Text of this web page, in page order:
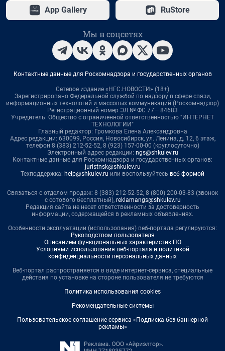
App Gallery RuStore
Мы в соцсетях
Контактные данные для Роскомнадзора и государственных органов
Сетевое издание «НГС.НОВОСТИ» (18+)
Зарегистрировано Федеральной службой по надзору в сфере связи,
информационных технологий и массовых коммуникаций (Роскомнадзор)
Регистрационный номер ЭЛ № ФС 77— 84683
Учредитель: Общество с ограниченной ответственностью "ИНТЕРНЕТ
ТЕХНОЛОГИИ"
Главный редактор: Громкова Елена Александровна
Адрес редакции: 630099, Россия, Новосибирск, ул. Ленина, д. 12, 6 этаж,
телефон 8 (383) 212-52-52, 8 (923) 157-00-00 (круглосуточно)
Электронный адрес редакции: ngs@shkulev.ru
Контактные данные для Роскомнадзора и государственных органов:
juristnsk@shkulev.ru
Техподдержка: help@shkulev.ru или воспользуйтесь веб-формой
Связаться с отделом продаж: 8 (383) 212-52-52, 8 (800) 200-03-83 (звонок
с сотового бесплатный), reklamangs@shkulev.ru
Редакция сайта не несет ответственности за достоверность
информации, содержащейся в рекламных объявлениях.
Особенности эксплуатации (использования) веб-портала регулируются:
Руководством пользователя
Описанием функциональных характеристик ПО
Условиями использования веб-портала и политикой
конфиденциальности персональных данных
Веб-портал распространяется в виде интернет-сервиса, специальные
действия по установке на стороне пользователя не требуются
Политика использования cookies
Рекомендательные системы
Пользовательское соглашение сервиса «Подписка без баннерной
рекламы»